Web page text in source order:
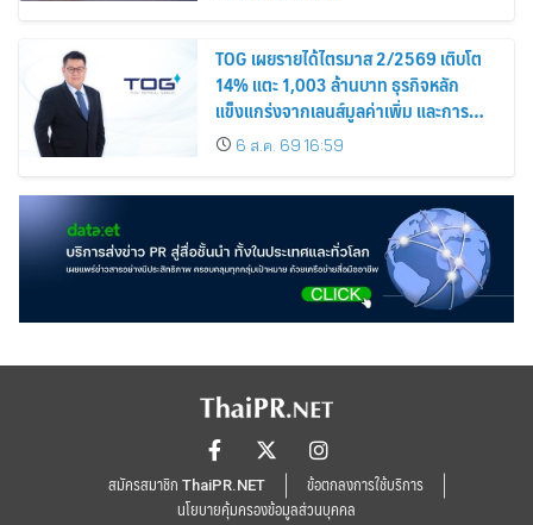
TOG เผยรายได้ไตรมาส 2/2569 เติบโต
14% แตะ 1,003 ล้านบาท ธุรกิจหลัก
แข็งแกร่งจากเลนส์มูลค่าเพิ่ม และการ
ขยายตลาดต่างประเทศ พร้อมเดินหน้า
ลงทุนเพื่อการเติบโตระยะยาว
6 ส.ค. 69 16:59
สมัครสมาชิก ThaiPR.NET
ข้อตกลงการใช้บริการ
นโยบายคุ้มครองข้อมูลส่วนบุคคล